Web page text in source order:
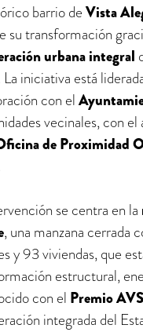
barrio deVista
su transformación
urbana integral
La iniciativa está
con el
vecinales, con
de Proximidad
se centra en la
, una manzana cerrada
y 93 viviendas, que
estructural,
con el Premio
integrada del